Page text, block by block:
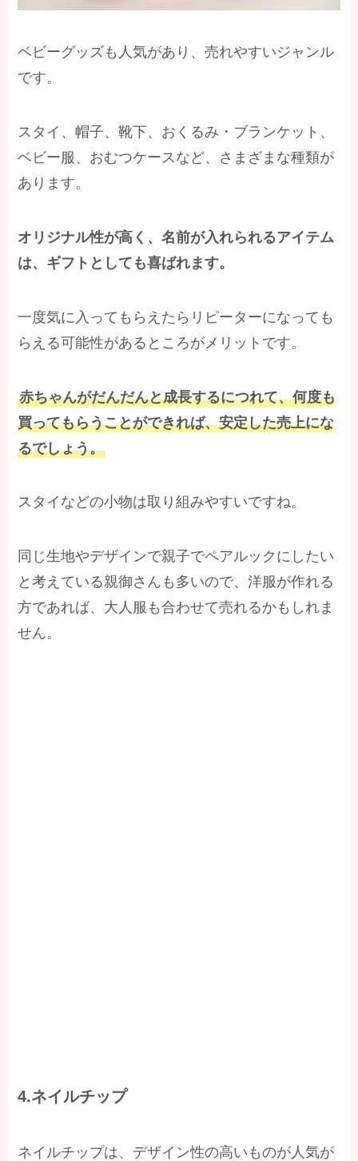
ベビーグッズも人気があり、売れやすいジャンル
です。
スタイ、帽子、靴下、おくるみ・ブランケット、
ベビー服、おむつケースなど、さまざまな種類が
あります。
オリジナル性が高く、名前が入れられるアイテム
は、ギフトとしても喜ばれます。
一度気に入ってもらえたらリピーターになっても
らえる可能性があるところがメリットです。
赤ちゃんがだんだんと成長するにつれて、何度も
買ってもらうことができれば、安定した売上にな
るでしょう。
スタイなどの小物は取り組みやすいですね。
同じ生地やデザインで親子でペアルックにしたい
と考えている親御さんも多いので、洋服が作れる
方であれば、大人服も合わせて売れるかもしれま
せん。
4.ネイルチップ
ネイルチップは、デザイン性の高いものが人気が